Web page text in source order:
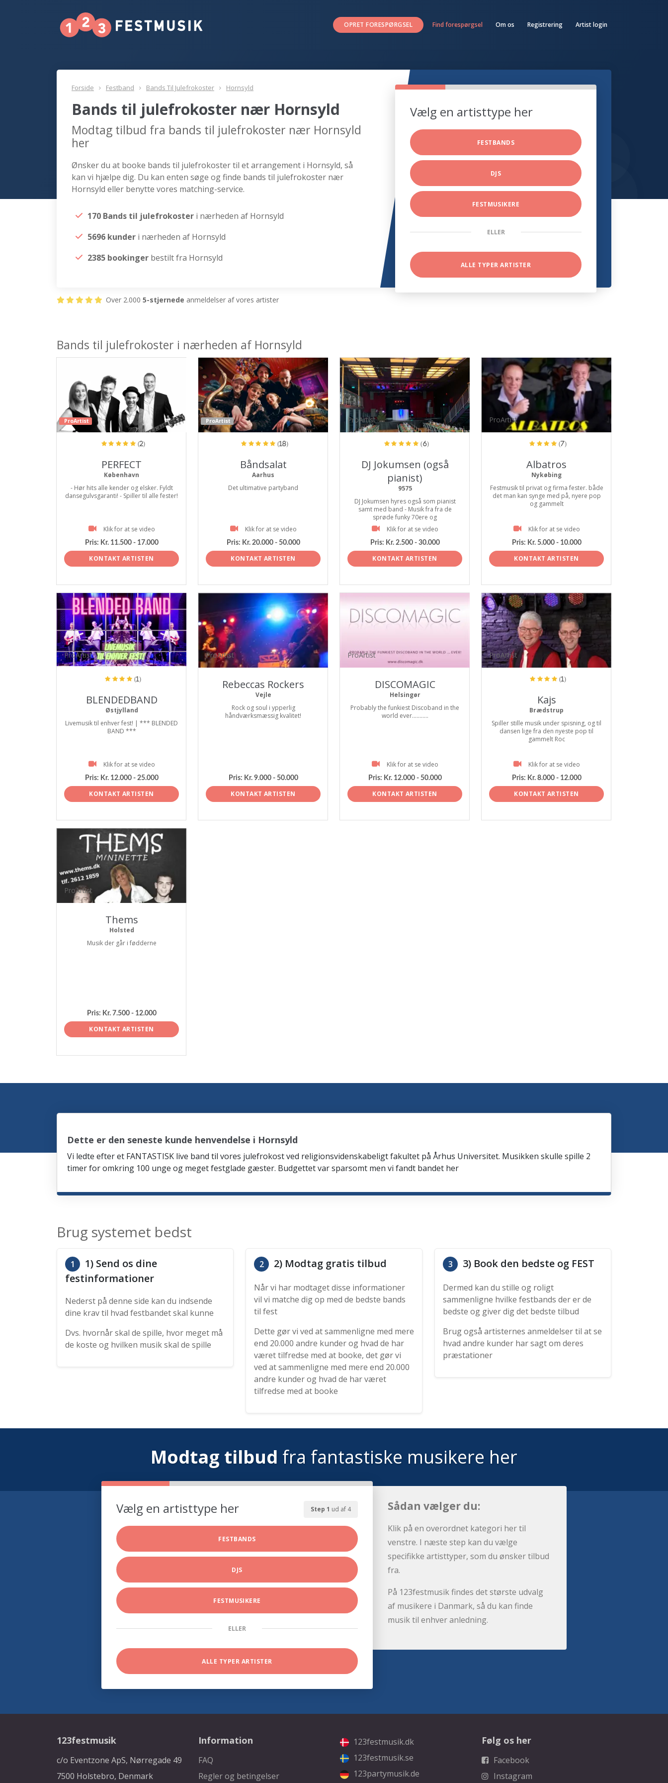
OPRET FORESPØRGSEL Find forespørgsel Om os Registrering Artist login
Forside Festband Bands Til Julefrokoster Hornsyld
Bands til julefrokoster nær Hornsyld
Modtag tilbud fra bands til julefrokoster nær Hornsyld
her
Ønsker du at booke bands til julefrokoster til et arrangement i Hornsyld, så
kan vi hjælpe dig. Du kan enten søge og finde bands til julefrokoster nær
Hornsyld eller benytte vores matching-service.
170 Bands til julefrokoster i nærheden af Hornsyld
5696 kunder i nærheden af Hornsyld
2385 bookinger bestilt fra Hornsyld
Vælg en artisttype her
FESTBANDS
DJS
FESTMUSIKERE
ELLER
ALLE TYPER ARTISTER
Over 2.000 5-stjernede anmeldelser af vores artister
Bands til julefrokoster i nærheden af Hornsyld
ProArtist
(2)
PERFECT
København
- Hør hits alle kender og elsker. Fyldt
dansegulvsgaranti! - Spiller til alle fester!
Klik for at se video
Pris: Kr. 11.500 - 17.000
KONTAKT ARTISTEN
ProArtist
(18)
Båndsalat
Aarhus
Det ultimative partyband
Klik for at se video
Pris: Kr. 20.000 - 50.000
KONTAKT ARTISTEN
ProArtist
(6)
DJ Jokumsen (også
pianist)
9575
DJ Jokumsen hyres også som pianist
samt med band - Musik fra fra de
sprøde funky 70ere og
Klik for at se video
Pris: Kr. 2.500 - 30.000
KONTAKT ARTISTEN
ProArtist
(7)
Albatros
Nykøbing
Festmusik til privat og firma fester. både
det man kan synge med på, nyere pop
og gammelt
Klik for at se video
Pris: Kr. 5.000 - 10.000
KONTAKT ARTISTEN
ProArtist
(1)
BLENDEDBAND
Østjylland
Livemusik til enhver fest! | *** BLENDED
BAND ***
Klik for at se video
Pris: Kr. 12.000 - 25.000
KONTAKT ARTISTEN
ProArtist
Rebeccas Rockers
Vejle
Rock og soul i ypperlig
håndværksmæssig kvalitet!
Pris: Kr. 9.000 - 50.000
KONTAKT ARTISTEN
ProArtist
DISCOMAGIC
Helsingør
Probably the funkiest Discoband in the
world ever...........
Klik for at se video
Pris: Kr. 12.000 - 50.000
KONTAKT ARTISTEN
ProArtist
(1)
Kajs
Brædstrup
Spiller stille musik under spisning, og til
dansen lige fra den nyeste pop til
gammelt Roc
Klik for at se video
Pris: Kr. 8.000 - 12.000
KONTAKT ARTISTEN
ProArtist
Thems
Holsted
Musik der går i fødderne
Pris: Kr. 7.500 - 12.000
KONTAKT ARTISTEN
Dette er den seneste kunde henvendelse i Hornsyld
Vi ledte efter et FANTASTISK live band til vores julefrokost ved religionsvidenskabeligt fakultet på Århus Universitet. Musikken skulle spille 2
timer for omkring 100 unge og meget festglade gæster. Budgettet var sparsomt men vi fandt bandet her
Brug systemet bedst
1
1) Send os dine
festinformationer
Nederst på denne side kan du indsende
dine krav til hvad festbandet skal kunne
Dvs. hvornår skal de spille, hvor meget må
de koste og hvilken musik skal de spille
2 2) Modtag gratis tilbud
Når vi har modtaget disse informationer
vil vi matche dig op med de bedste bands
til fest
Dette gør vi ved at sammenligne med mere
end 20.000 andre kunder og hvad de har
været tilfredse med at booke, det gør vi
ved at sammenligne med mere end 20.000
andre kunder og hvad de har været
tilfredse med at booke
3 3) Book den bedste og FEST
Dermed kan du stille og roligt
sammenligne hvilke festbands der er de
bedste og giver dig det bedste tilbud
Brug også artisternes anmeldelser til at se
hvad andre kunder har sagt om deres
præstationer
Modtag tilbud fra fantastiske musikere her
Step 1 ud af 4
Vælg en artisttype her
FESTBANDS
DJS
FESTMUSIKERE
ELLER
ALLE TYPER ARTISTER
Sådan vælger du:
Klik på en overordnet kategori her til
venstre. I næste step kan du vælge
specifikke artisttyper, som du ønsker tilbud
fra.
På 123festmusik findes det største udvalg
af musikere i Danmark, så du kan finde
musik til enhver anledning.
123festmusik
c/o Eventzone ApS, Nørregade 49
7500 Holstebro, Denmark
Information
FAQ
Regler og betingelser
123festmusik.dk
123festmusik.se
123partymusik.de
Følg os her
Facebook
Instagram